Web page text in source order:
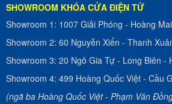
SHOWROOM KHÓA CỬA ĐIỆN TỬ
Showroom 1: 1007 Giải Phóng - Hoàng
Showroom 2: 60 Nguyễn Xiển - Thanh
Showroom 3: 20 Ngô Gia Tự - Long Biên -
Showroom 4: 499 Hoàng Quốc Việt - Cầu
(ngã ba Hoàng Quốc Việt - Phạm Văn